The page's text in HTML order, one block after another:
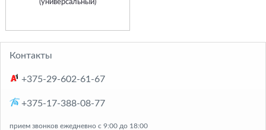
(универсальный)
Контакты
+375-29-602-61-67
+375-17-388-08-77
прием звонков ежедневно с 9:00 до 18:00